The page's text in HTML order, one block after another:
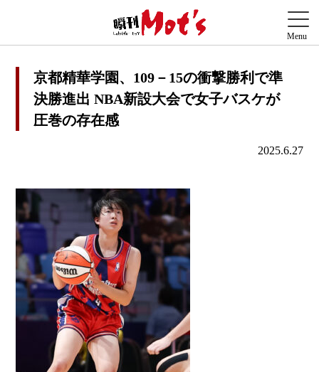
京都精華学園、109－15の衝撃勝利で準
決勝進出 NBA新設大会で女子バスケが
圧巻の存在感
2025.6.27